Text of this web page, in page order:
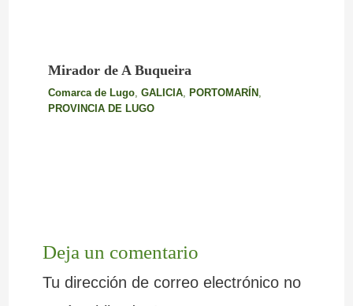
Mirador de A Buqueira
Comarca de Lugo, GALICIA, PORTOMARÍN ,
PROVINCIA DE LUGO
Deja un comentario
Tu dirección de correo electrónico no